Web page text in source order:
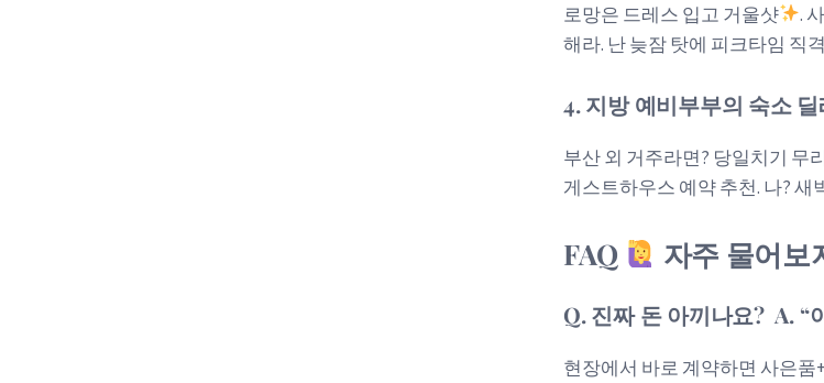
로망은 드레스 입고 거울샷
.
해라. 난 늦잠 탓에 피크타임 직
4. 지방 예비부부의 숙소
부산 외 거주라면? 당일치기 무
게스트하우스 예약 추천. 나? 새
FAQ 자주 물어보
Q. 진짜 돈 아끼나요? A. “
현장에서 바로 계약하면 사은품